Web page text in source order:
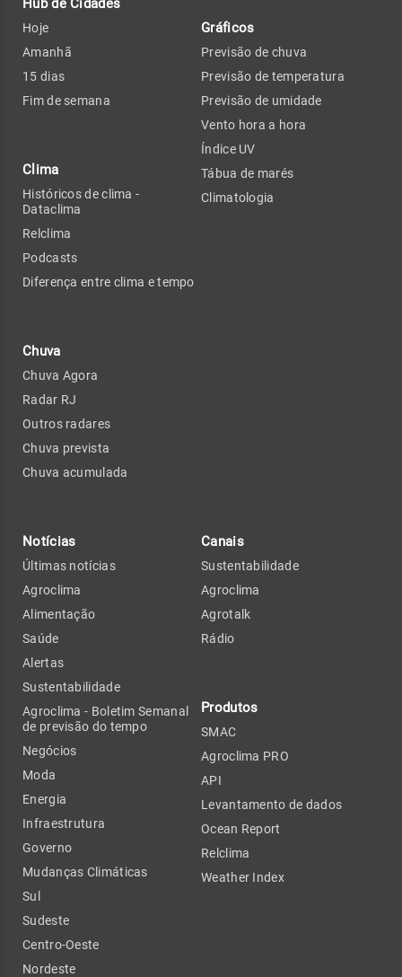
Hub de Cidades
Hoje
Amanhã
15 dias
Fim de semana
Clima
Históricos de clima -
Dataclima
Relclima
Podcasts
Diferença entre clima e tempo
Chuva
Chuva Agora
Radar RJ
Outros radares
Chuva prevista
Chuva acumulada
Gráficos
Previsão de chuva
Previsão de temperatura
Previsão de umidade
Vento hora a hora
Índice UV
Tábua de marés
Climatologia
Notícias
Últimas notícias
Agroclima
Alimentação
Saúde
Alertas
Sustentabilidade
Agroclima - Boletim Semanal
de previsão do tempo
Negócios
Moda
Energia
Infraestrutura
Governo
Mudanças Climáticas
Sul
Sudeste
Centro-Oeste
Nordeste
Canais
Sustentabilidade
Agroclima
Agrotalk
Rádio
Produtos
SMAC
Agroclima PRO
API
Levantamento de dados
Ocean Report
Relclima
Weather Index